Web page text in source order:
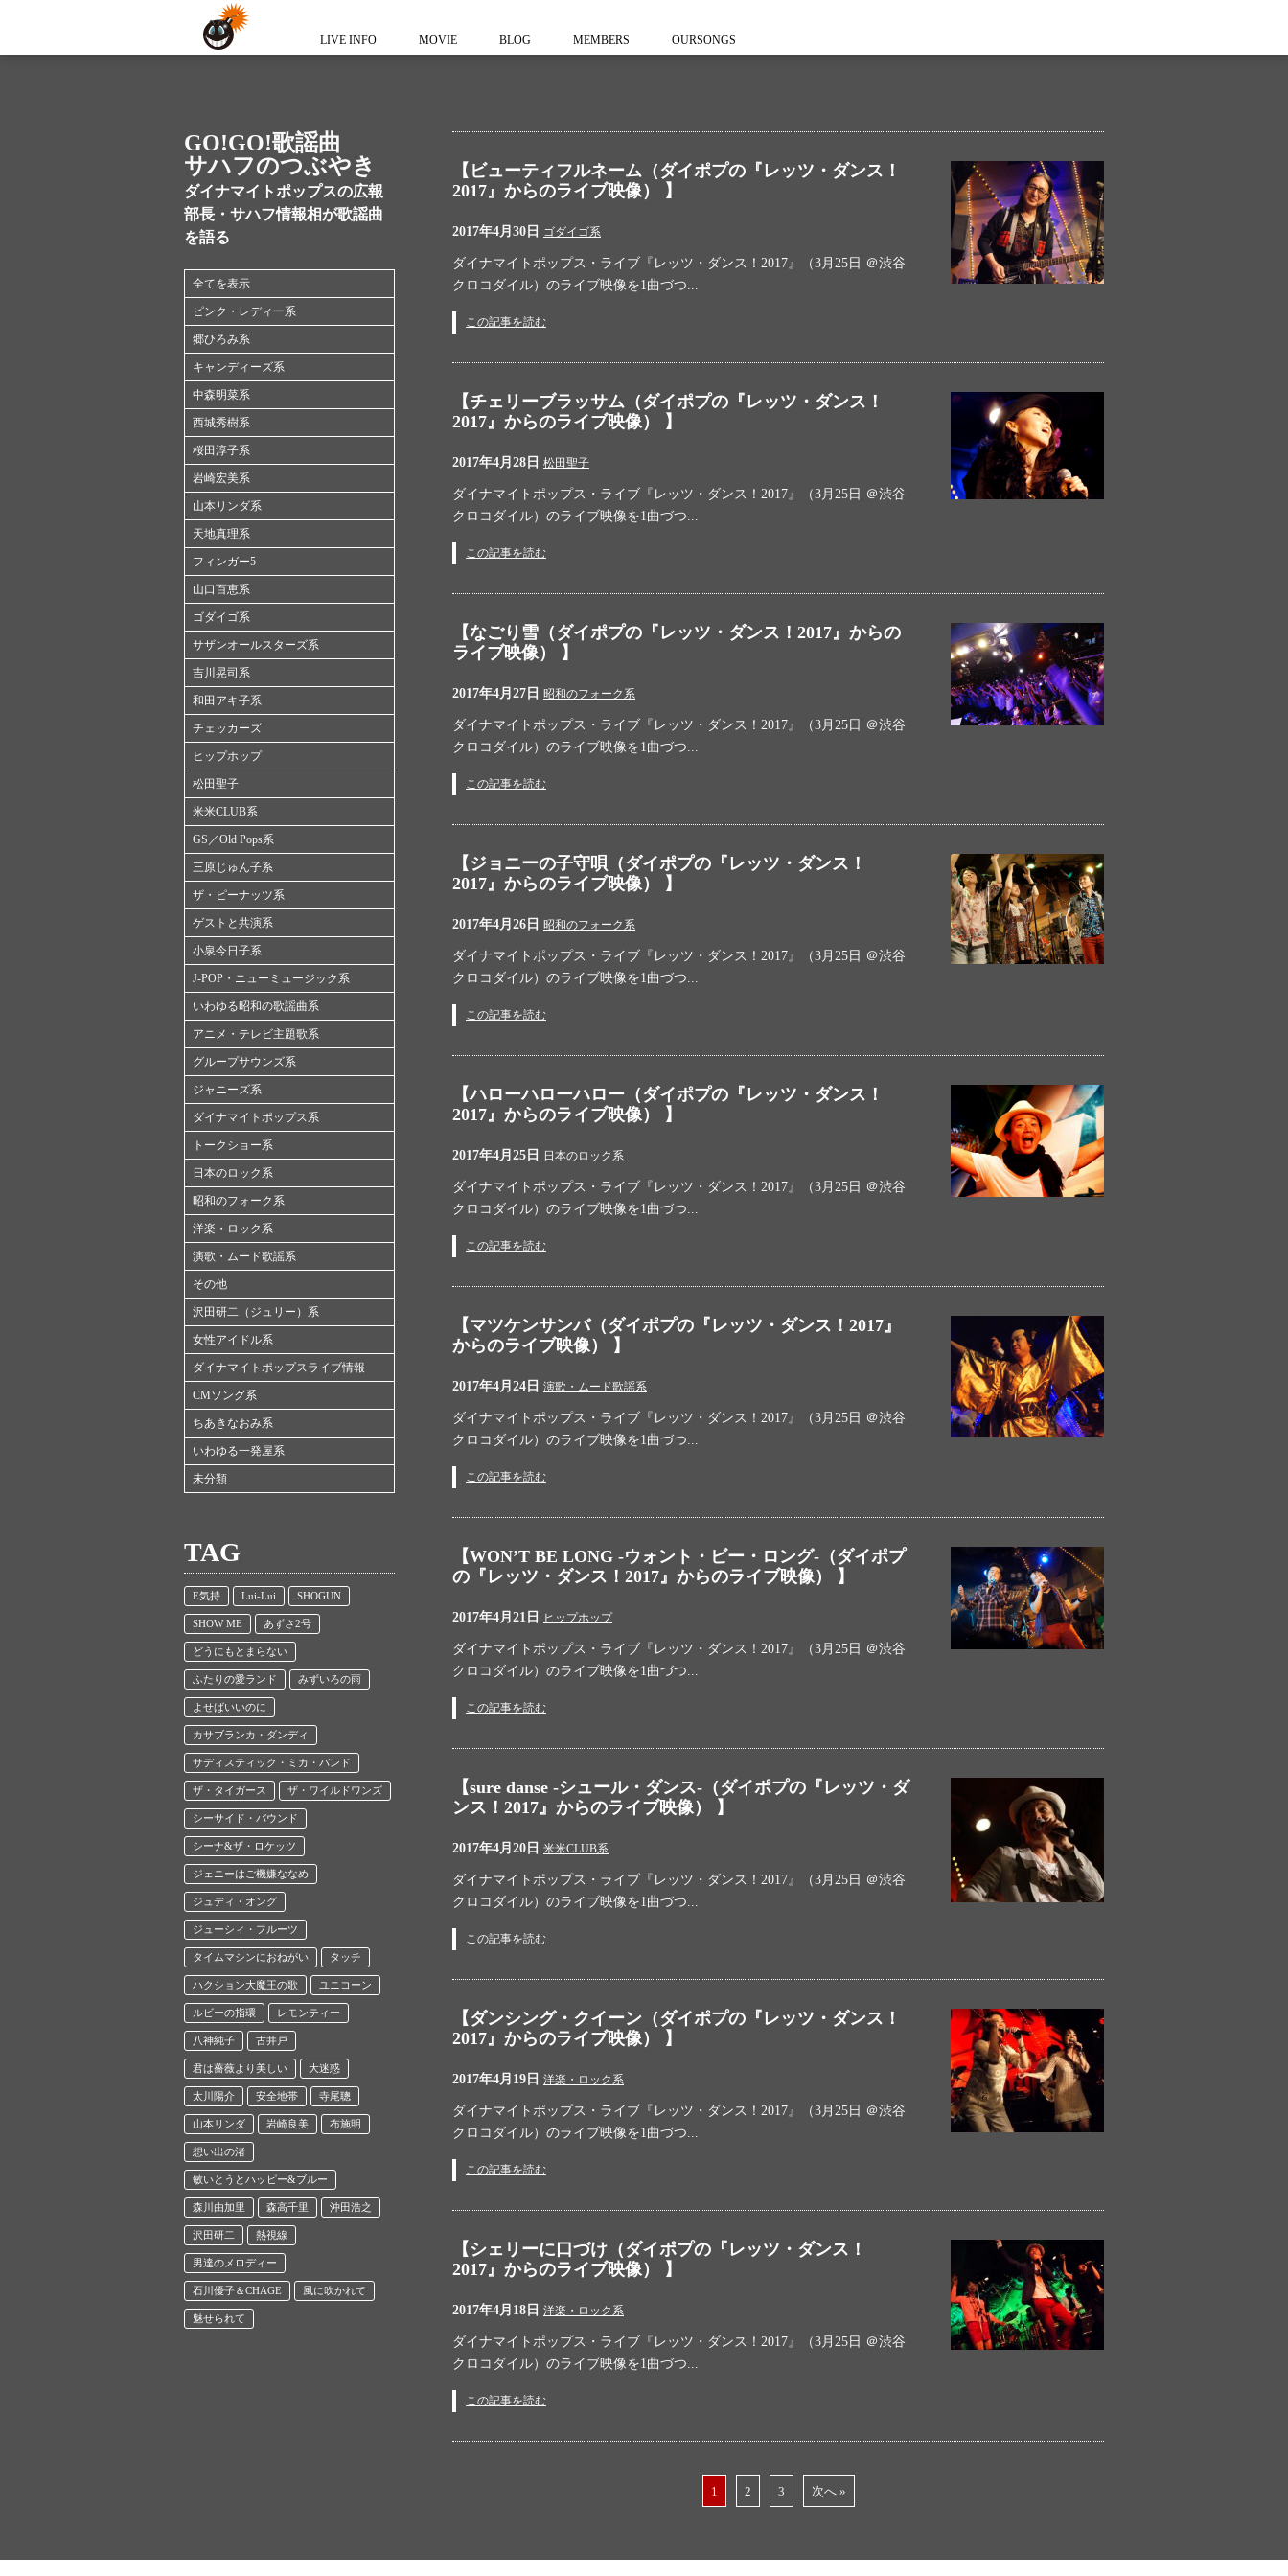
LIVE INFO MOVIE BLOG MEMBERS OURSONGS
GO!GO!歌謡曲
サハフのつぶやき
ダイナマイトポップスの広報
部長・サハフ情報相が歌謡曲
を語る
全てを表示
ピンク・レディー系
郷ひろみ系
キャンディーズ系
中森明菜系
西城秀樹系
桜田淳子系
岩崎宏美系
山本リンダ系
天地真理系
フィンガー5
山口百恵系
ゴダイゴ系
サザンオールスターズ系
吉川晃司系
和田アキ子系
チェッカーズ
ヒップホップ
松田聖子
米米CLUB系
GS／Old Pops系
三原じゅん子系
ザ・ピーナッツ系
ゲストと共演系
小泉今日子系
J-POP・ニューミュージック系
いわゆる昭和の歌謡曲系
アニメ・テレビ主題歌系
グループサウンズ系
ジャニーズ系
ダイナマイトポップス系
トークショー系
日本のロック系
昭和のフォーク系
洋楽・ロック系
演歌・ムード歌謡系
その他
沢田研二（ジュリー）系
女性アイドル系
ダイナマイトポップスライブ情報
CMソング系
ちあきなおみ系
いわゆる一発屋系
未分類
TAG
E気持 Lui-Lui SHOGUN
SHOW ME あずさ2号
どうにもとまらない
ふたりの愛ランド みずいろの雨
よせばいいのに
カサブランカ・ダンディ
サディスティック・ミカ・バンド
ザ・タイガース ザ・ワイルドワンズ
シーサイド・バウンド
シーナ&ザ・ロケッツ
ジェニーはご機嫌ななめ
ジュディ・オング
ジューシィ・フルーツ
タイムマシンにおねがい タッチ
ハクション大魔王の歌 ユニコーン
ルビーの指環 レモンティー
八神純子 古井戸
君は薔薇より美しい 大迷惑
太川陽介 安全地帯 寺尾聰
山本リンダ 岩崎良美 布施明
想い出の渚
敏いとうとハッピー&ブルー
森川由加里 森高千里 沖田浩之
沢田研二 熱視線
男達のメロディー
石川優子＆CHAGE 風に吹かれて
魅せられて
【ビューティフルネーム（ダイポプの『レッツ・ダンス！
2017』からのライブ映像） 】
2017年4月30日 ゴダイゴ系
ダイナマイトポップス・ライブ『レッツ・ダンス！2017』（3月25日 ＠渋谷
クロコダイル）のライブ映像を1曲づつ...
この記事を読む
【チェリーブラッサム（ダイポプの『レッツ・ダンス！
2017』からのライブ映像） 】
2017年4月28日 松田聖子
ダイナマイトポップス・ライブ『レッツ・ダンス！2017』（3月25日 ＠渋谷
クロコダイル）のライブ映像を1曲づつ...
この記事を読む
【なごり雪（ダイポプの『レッツ・ダンス！2017』からの
ライブ映像） 】
2017年4月27日 昭和のフォーク系
ダイナマイトポップス・ライブ『レッツ・ダンス！2017』（3月25日 ＠渋谷
クロコダイル）のライブ映像を1曲づつ...
この記事を読む
【ジョニーの子守唄（ダイポプの『レッツ・ダンス！
2017』からのライブ映像） 】
2017年4月26日 昭和のフォーク系
ダイナマイトポップス・ライブ『レッツ・ダンス！2017』（3月25日 ＠渋谷
クロコダイル）のライブ映像を1曲づつ...
この記事を読む
【ハローハローハロー（ダイポプの『レッツ・ダンス！
2017』からのライブ映像） 】
2017年4月25日 日本のロック系
ダイナマイトポップス・ライブ『レッツ・ダンス！2017』（3月25日 ＠渋谷
クロコダイル）のライブ映像を1曲づつ...
この記事を読む
【マツケンサンバ（ダイポプの『レッツ・ダンス！2017』
からのライブ映像） 】
2017年4月24日 演歌・ムード歌謡系
ダイナマイトポップス・ライブ『レッツ・ダンス！2017』（3月25日 ＠渋谷
クロコダイル）のライブ映像を1曲づつ...
この記事を読む
【WON’T BE LONG -ウォント・ビー・ロング-（ダイポプ
の『レッツ・ダンス！2017』からのライブ映像） 】
2017年4月21日 ヒップホップ
ダイナマイトポップス・ライブ『レッツ・ダンス！2017』（3月25日 ＠渋谷
クロコダイル）のライブ映像を1曲づつ...
この記事を読む
【sure danse -シュール・ダンス-（ダイポプの『レッツ・ダ
ンス！2017』からのライブ映像） 】
2017年4月20日 米米CLUB系
ダイナマイトポップス・ライブ『レッツ・ダンス！2017』（3月25日 ＠渋谷
クロコダイル）のライブ映像を1曲づつ...
この記事を読む
【ダンシング・クイーン（ダイポプの『レッツ・ダンス！
2017』からのライブ映像） 】
2017年4月19日 洋楽・ロック系
ダイナマイトポップス・ライブ『レッツ・ダンス！2017』（3月25日 ＠渋谷
クロコダイル）のライブ映像を1曲づつ...
この記事を読む
【シェリーに口づけ（ダイポプの『レッツ・ダンス！
2017』からのライブ映像） 】
2017年4月18日 洋楽・ロック系
ダイナマイトポップス・ライブ『レッツ・ダンス！2017』（3月25日 ＠渋谷
クロコダイル）のライブ映像を1曲づつ...
この記事を読む
1 2 3 次へ »